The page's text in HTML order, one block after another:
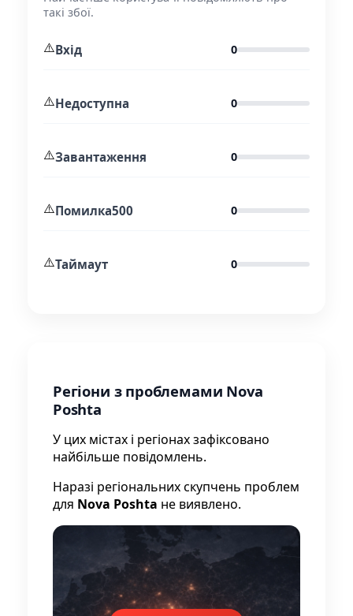
такі збої.
⚠️Вхід 0
⚠️Недоступна 0
⚠️Завантаження 0
⚠️Помилка500 0
⚠️Таймаут 0
Регіони з проблемами Nova
Poshta
У цих містах і регіонах зафіксовано
найбільше повідомлень.
Наразі регіональних скупчень проблем
для Nova Poshta не виявлено.